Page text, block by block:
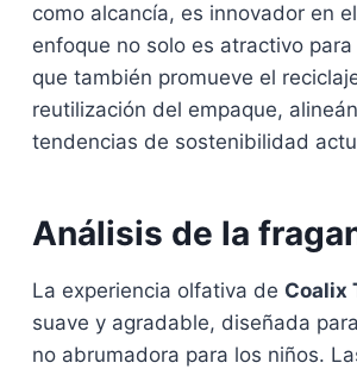
como alcancía, es innovador en
enfoque no solo es atractivo
que también promueve el
reutilización del empaque,
tendencias de sostenibilidad
Análisis de la
La experiencia olfativa de Coalix
suave y agradable, diseñada
no abrumadora para los niños.